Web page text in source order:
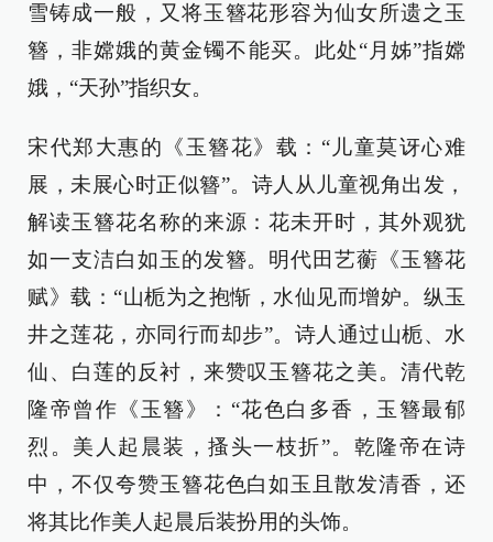
雪铸成一般，又将玉簪花形容为仙女所遗之玉
簪，非嫦娥的黄金镯不能买。此处“月姊”指嫦
娥，“天孙”指织女。
宋代郑大惠的《玉簪花》载：“儿童莫讶心难
展，未展心时正似簪”。诗人从儿童视角出发，
解读玉簪花名称的来源：花未开时，其外观犹
如一支洁白如玉的发簪。明代田艺蘅《玉簪花
赋》载：“山栀为之抱惭，水仙见而增妒。纵玉
井之莲花，亦同行而却步”。诗人通过山栀、水
仙、白莲的反衬，来赞叹玉簪花之美。清代乾
隆帝曾作《玉簪》：“花色白多香，玉簪最郁
烈。美人起晨装，搔头一枝折”。乾隆帝在诗
中，不仅夸赞玉簪花色白如玉且散发清香，还
将其比作美人起晨后装扮用的头饰。